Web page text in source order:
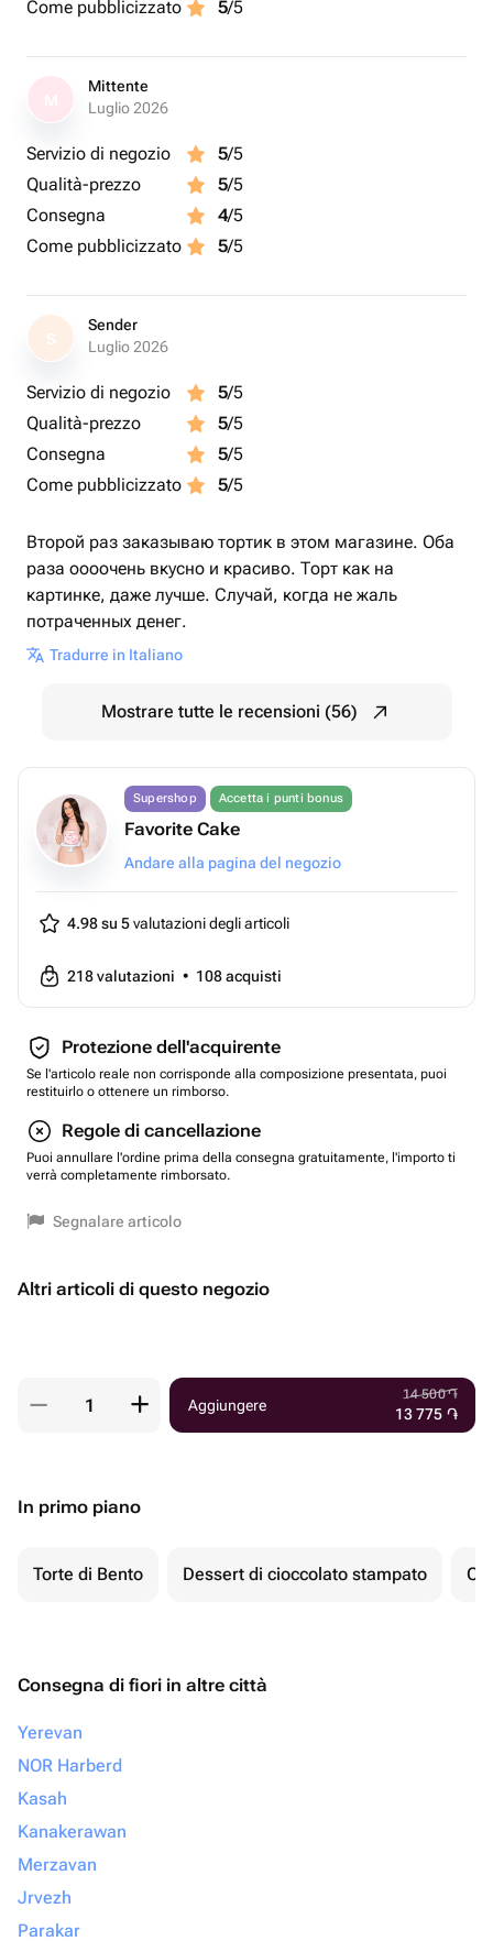
Come pubblicizzato 5/5
Mittente
Luglio 2026
Servizio di negozio 5/5
Qualità-prezzo
5/5
Consegna
4/5
Come pubblicizzato
5/5
S
Sender
Luglio 2026
Servizio di negozio 5/5
Qualità-prezzo
5/5
Consegna
5/5
Come pubblicizzato
5/5
Второй раз заказываю тортик в этом магазине. Оба
раза оооочень вкусно и красиво. Торт как на
картинке, даже лучше. Случай, когда не жаль
потраченных денег.
Tradurre in Italiano
Mostrare tutte le recensioni (56)
Supershop Accetta i punti bonus
Favorite Cake
Andare alla pagina del negozio
4.98 su 5valutazioni degli articoli
218valutazioni • 108acquisti
Protezione dell'acquirente
Se l'articolo reale non corrisponde alla composizione presentata, puoi
restituirlo o ottenere un rimborso.
Regole di cancellazione
Puoi annullare l'ordine prima della consegna gratuitamente, l'importo ti
verrà completamente rimborsato.
Segnalare articolo
Altri articoli di questo negozio
Aggiungere
14 500֏
13 775 ֏
In primo piano
Torte di Bento Dessert di cioccolato stampato
Consegna di fiori in altre città
Yerevan
NOR Harberd
Kasah
Kanakerawan
Merzavan
Jrvezh
Parakar